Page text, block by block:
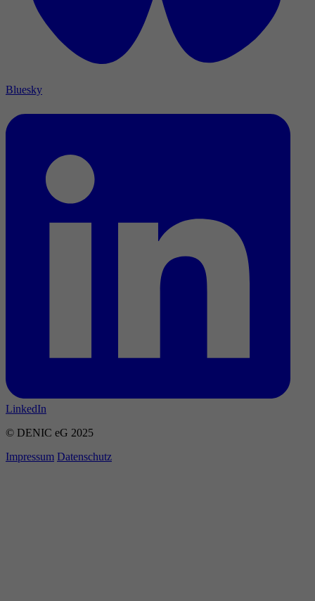
Bluesky
LinkedIn
© DENIC eG 2025
Impressum Datenschutz